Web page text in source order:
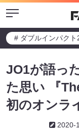
Menu
# ダブルインパクト
JO1が語っ
た思い 『
初のオンラ
2020-